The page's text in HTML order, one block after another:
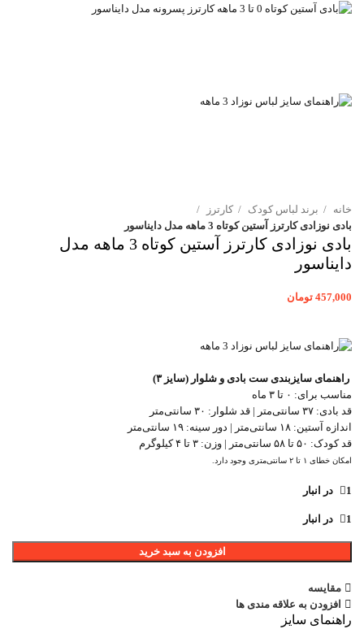
خانه برند لباس کودک
کارترز
بادی نوزادی کارترز آستین کوتاه 3 ماهه مدل دایناسور
بادی نوزادی کارترز آستین کوتاه 3 ماهه مدل
دایناسور
457,000 تومان
راهنمای سایزبندی ست بادی و شلوار (سایز ۳)
مناسب برای: ۰ تا ۳ ماه
قد بادی: ۳۷ سانتی‌متر | قد شلوار: ۳۰ سانتی‌متر
اندازه آستین: ۱۸ سانتی‌متر | دور سینه: ۱۹ سانتی‌متر
قد کودک: ۵۰ تا ۵۸ سانتی‌متر | وزن: ۳ تا ۴ کیلوگرم
امکان خطای ۱ تا ۲ سانتی‌متری وجود دارد.
1 در انبار
1 در انبار
افزودن به سبد خرید
مقایسه
افزودن به علاقه مندی ها
راهنمای سایز